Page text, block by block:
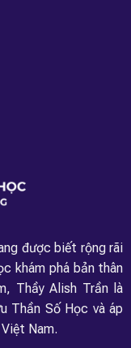
được biết rộng rãi
khám phá bản thân
Thầy Alish Trần là
Thần Số Học và áp
Nam.